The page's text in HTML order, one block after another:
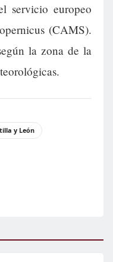
servicio europeo
(CAMS).
la zona de la
y León